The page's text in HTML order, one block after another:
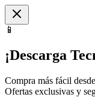
📱
¡Descarga
Compra más fácil
Ofertas exclusivas y